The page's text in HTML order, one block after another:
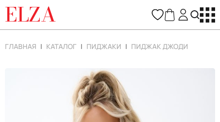
ELZA
ГЛАВНАЯ КАТАЛОГ ПИДЖАКИ ПИДЖАК ДЖОДИ